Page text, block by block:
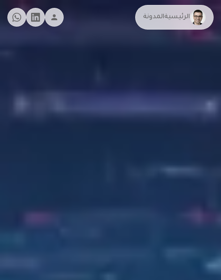
الرئيسيةالمدونة